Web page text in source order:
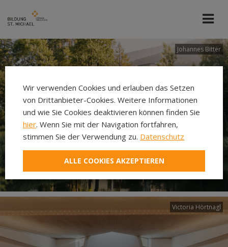
Johannes Bitter
Victoria Hörtnagl
Wir verwenden Cookies und erlauben das Setzen
von Drittanbieter-Cookies. Weitere Informationen
und wie Sie Cookies deaktivieren können finden Sie
hier. Wenn Sie mit der Navigation fortfahren,
stimmen Sie der Verwendung zu. Datenschutz
ALLE COOKIES AKZEPTIEREN